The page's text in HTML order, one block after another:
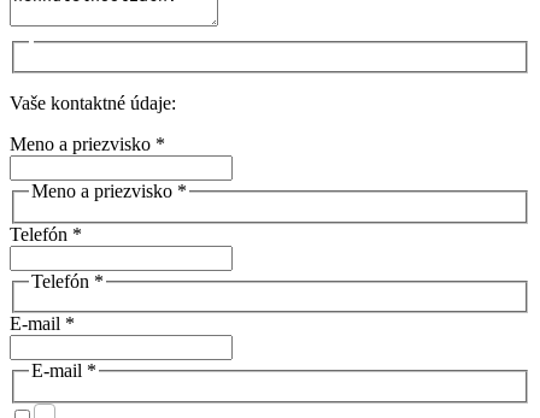
Vaše kontaktné údaje:
Meno a priezvisko *
Meno a priezvisko *
Telefón *
Telefón *
E-mail *
E-mail *